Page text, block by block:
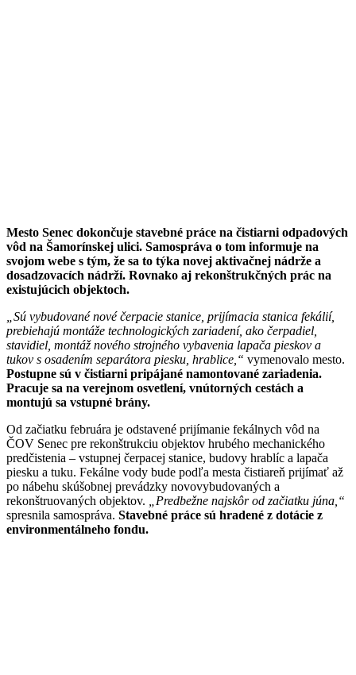
Mesto Senec dokončuje stavebné práce na čistiarni odpadových
vôd na Šamorínskej ulici. Samospráva o tom informuje na
svojom webe s tým, že sa to týka novej aktivačnej nádrže a
dosadzovacích nádrží. Rovnako aj rekonštrukčných prác na
existujúcich objektoch.
„Sú vybudované nové čerpacie stanice, prijímacia stanica fekálií,
prebiehajú montáže technologických zariadení, ako čerpadiel,
stavidiel, montáž nového strojného vybavenia lapača pieskov a
tukov s osadením separátora piesku, hrablice,“ vymenovalo mesto.
Postupne sú v čistiarni pripájané namontované zariadenia.
Pracuje sa na verejnom osvetlení, vnútorných cestách a
montujú sa vstupné brány.
Od začiatku februára je odstavené prijímanie fekálnych vôd na
ČOV Senec pre rekonštrukciu objektov hrubého mechanického
predčistenia – vstupnej čerpacej stanice, budovy hrablíc a lapača
piesku a tuku. Fekálne vody bude podľa mesta čistiareň prijímať až
po nábehu skúšobnej prevádzky novovybudovaných a
rekonštruovaných objektov.
„Predbežne najskôr od začiatku júna,“
spresnila samospráva. Stavebné práce sú hradené z dotácie z
environmentálneho fondu.